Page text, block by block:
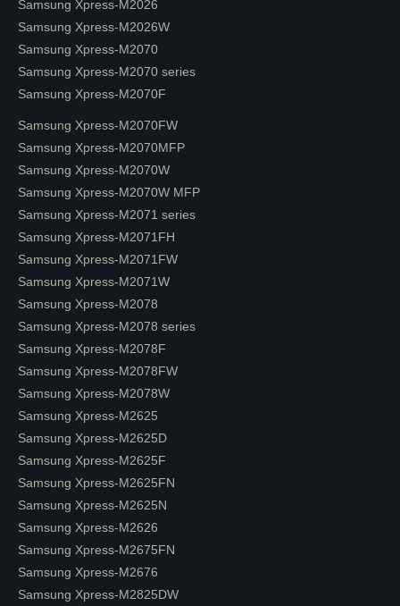
Samsung Xpress-M2026
Samsung Xpress-M2026W
Samsung Xpress-M2070
Samsung Xpress-M2070 series
Samsung Xpress-M2070F
Samsung Xpress-M2070FW
Samsung Xpress-M2070MFP
Samsung Xpress-M2070W
Samsung Xpress-M2070W MFP
Samsung Xpress-M2071 series
Samsung Xpress-M2071FH
Samsung Xpress-M2071FW
Samsung Xpress-M2071W
Samsung Xpress-M2078
Samsung Xpress-M2078 series
Samsung Xpress-M2078F
Samsung Xpress-M2078FW
Samsung Xpress-M2078W
Samsung Xpress-M2625
Samsung Xpress-M2625D
Samsung Xpress-M2625F
Samsung Xpress-M2625FN
Samsung Xpress-M2625N
Samsung Xpress-M2626
Samsung Xpress-M2675FN
Samsung Xpress-M2676
Samsung Xpress-M2825DW